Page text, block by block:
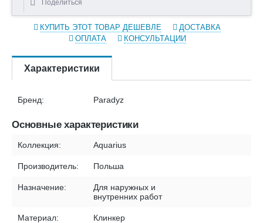
Поделиться
КУПИТЬ ЭТОТ ТОВАР ДЕШЕВЛЕ
ДОСТАВКА
ОПЛАТА
КОНСУЛЬТАЦИИ
Характеристики
Бренд: Paradyz
Основные характеристики
Коллекция: Aquarius
Производитель: Польша
Назначение:
Для наружных и
внутренних работ
Материал: Клинкер